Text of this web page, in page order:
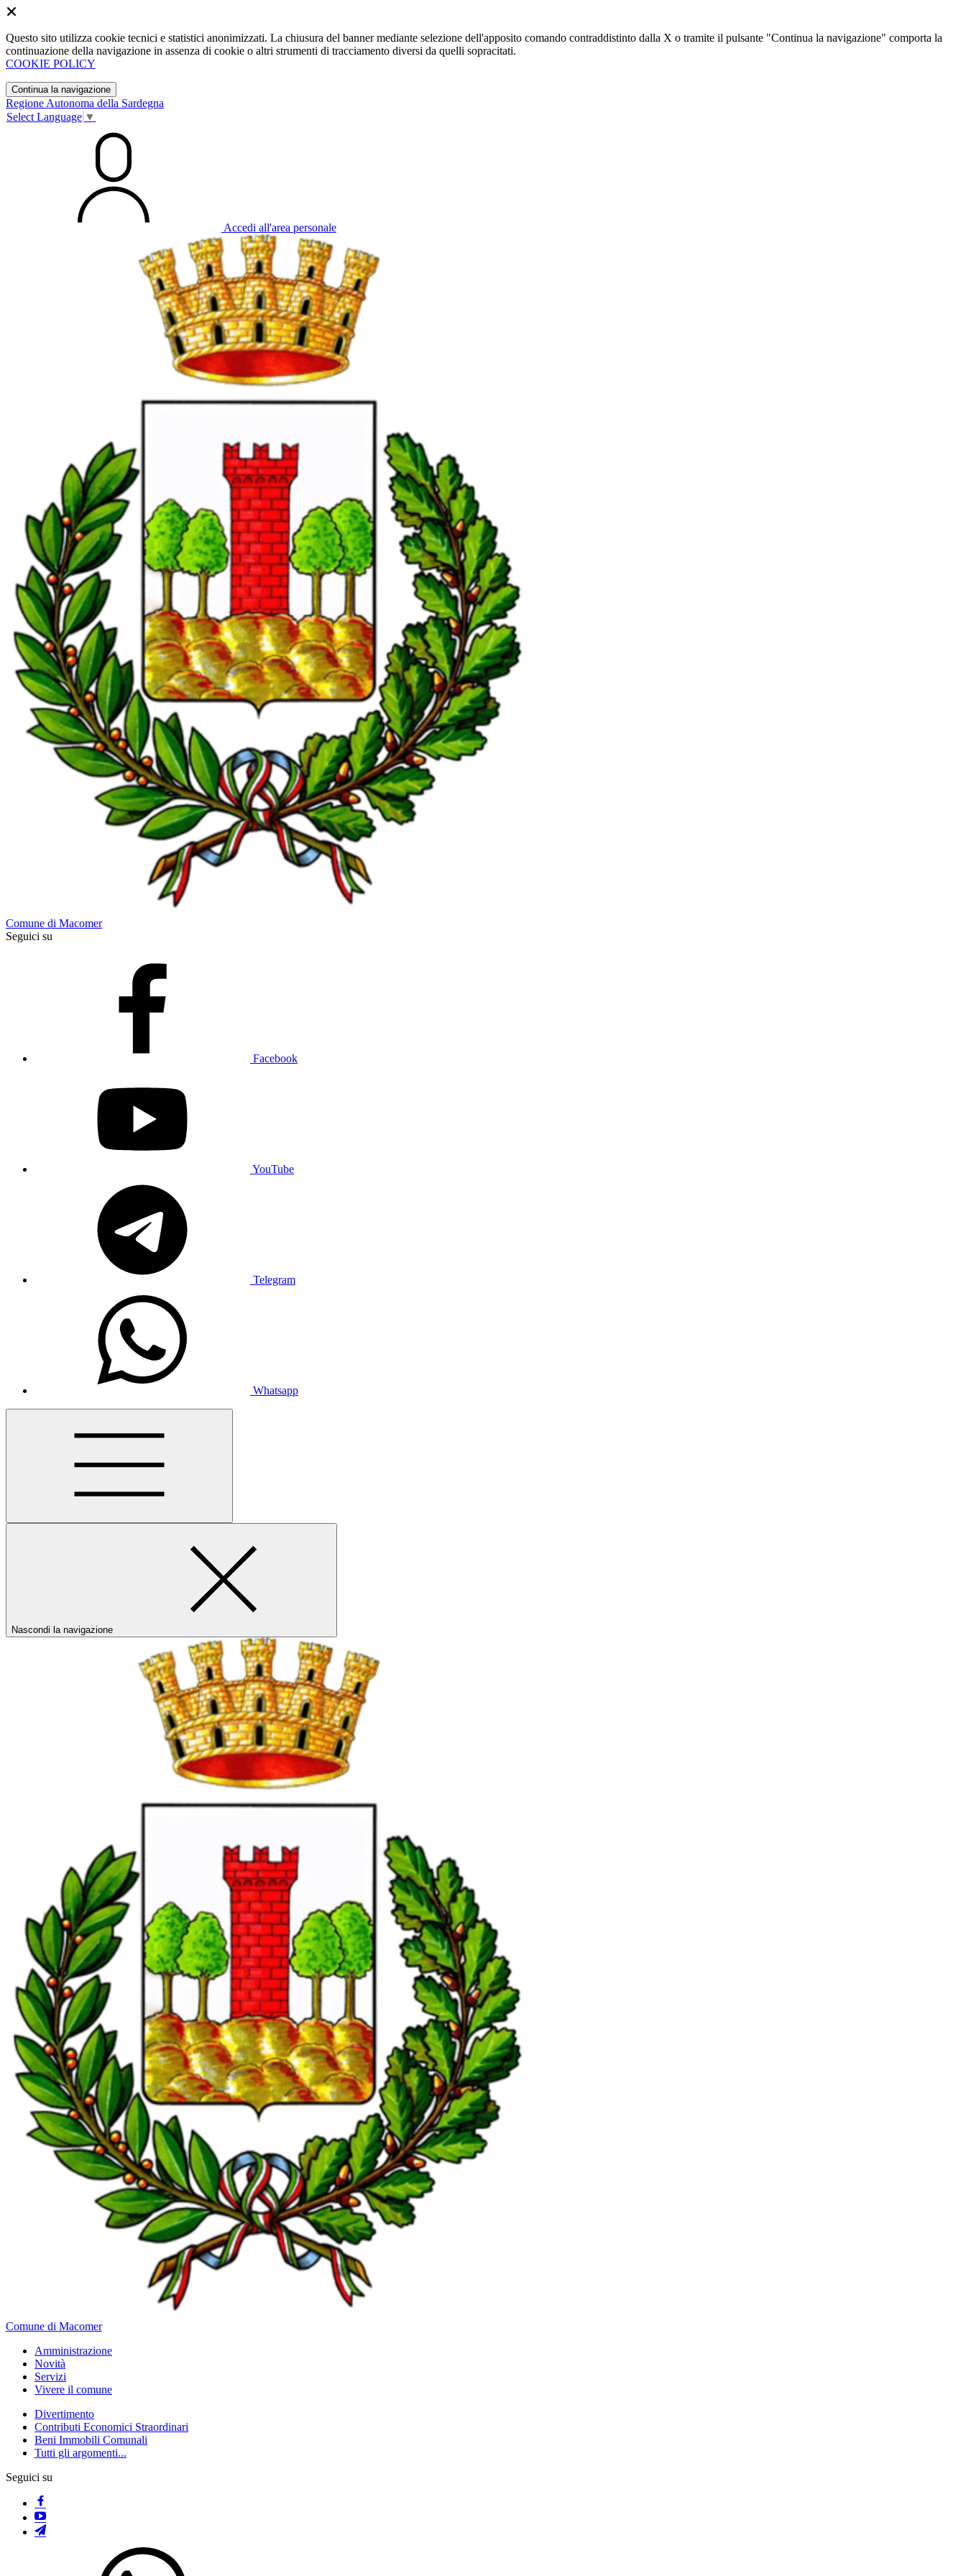
Questo sito utilizza cookie tecnici e statistici anonimizzati. La chiusura del banner mediante selezione dell'apposito comando contraddistinto dalla X o tramite il pulsante "Continua la navigazione" comporta la
continuazione della navigazione in assenza di cookie o altri strumenti di tracciamento diversi da quelli sopracitati.
COOKIE POLICY
Continua la navigazione
Regione Autonoma della Sardegna
Select Language ▼
Accedi all'area personale
Comune di Macomer
Seguici su
Facebook
YouTube
Telegram
Whatsapp
Nascondi la navigazione
Comune di Macomer
Amministrazione
Novità
Servizi
Vivere il comune
Divertimento
Contributi Economici Straordinari
Beni Immobili Comunali
Tutti gli argomenti...
Seguici su